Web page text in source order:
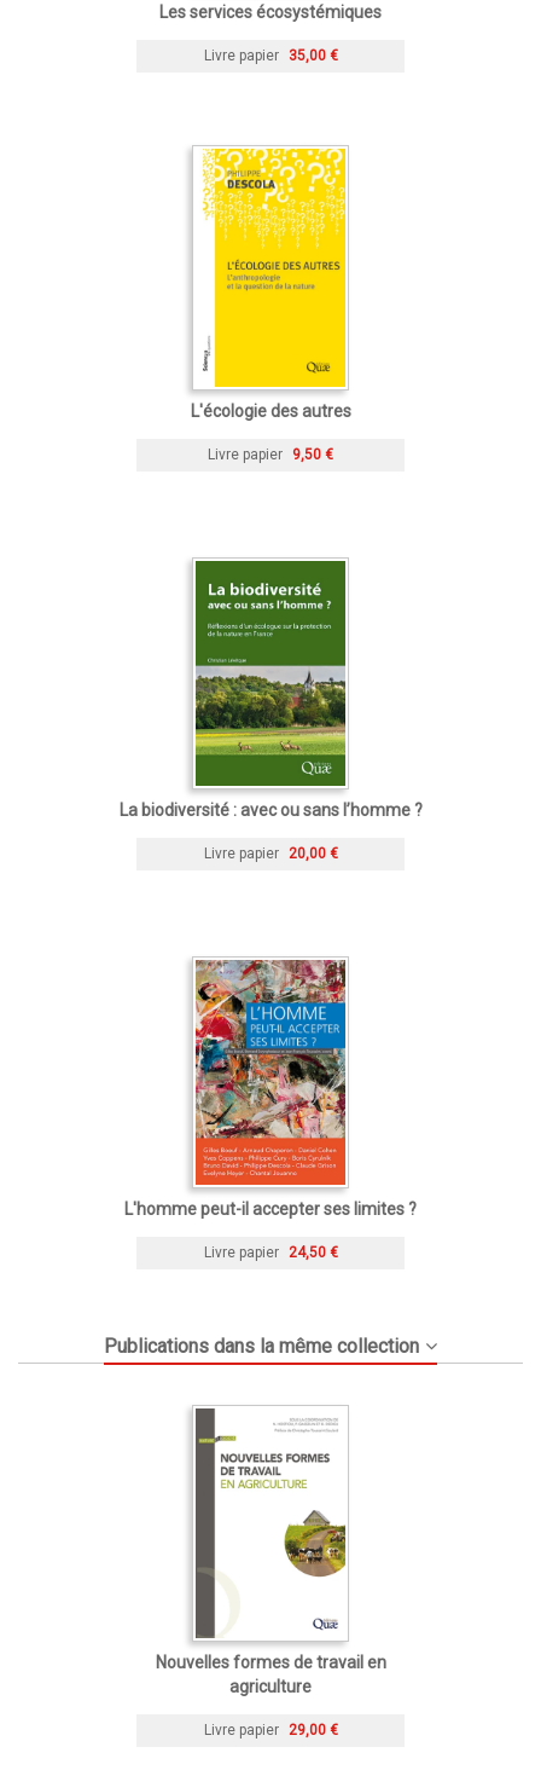
Les services écosystémiques
Livre papier 35,00 €
L'écologie des autres
Livre papier 9,50 €
La biodiversité : avec ou sans l’homme ?
Livre papier 20,00 €
L'homme peut-il accepter ses limites ?
Livre papier 24,50 €
Publications dans la même collection
Nouvelles formes de travail en
agriculture
Livre papier 29,00 €